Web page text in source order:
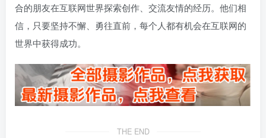
合的朋友在互联网世界探索创作、交流友情的经历。他们相
信，只要坚持不懈、勇往直前，每个人都有机会在互联网的
世界中获得成功。
THE END